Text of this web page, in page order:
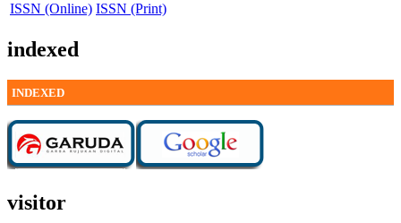
ISSN (Online) ISSN (Print)
indexed
INDEXED
visitor